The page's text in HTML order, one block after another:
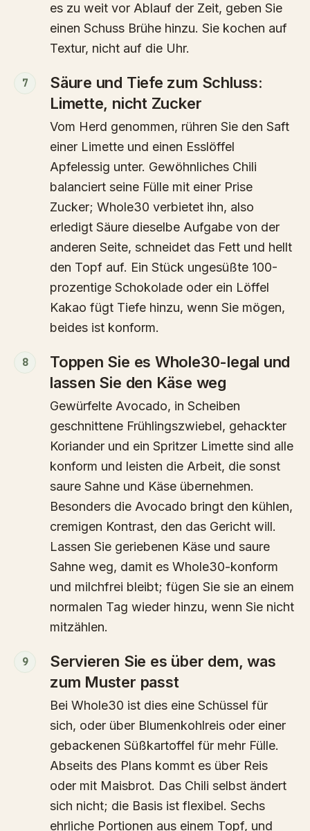
es zu weit vor Ablauf der Zeit, geben Sie
einen Schuss Brühe hinzu. Sie kochen auf
Textur, nicht auf die Uhr.
7
Säure und Tiefe zum Schluss:
Limette, nicht Zucker
Vom Herd genommen, rühren Sie den Saft
einer Limette und einen Esslöffel
Apfelessig unter. Gewöhnliches Chili
balanciert seine Fülle mit einer Prise
Zucker; Whole30 verbietet ihn, also
erledigt Säure dieselbe Aufgabe von der
anderen Seite, schneidet das Fett und hellt
den Topf auf. Ein Stück ungesüßte 100-
prozentige Schokolade oder ein Löffel
Kakao fügt Tiefe hinzu, wenn Sie mögen,
beides ist konform.
8
Toppen Sie es Whole30-legal und
lassen Sie den Käse weg
Gewürfelte Avocado, in Scheiben
geschnittene Frühlingszwiebel, gehackter
Koriander und ein Spritzer Limette sind alle
konform und leisten die Arbeit, die sonst
saure Sahne und Käse übernehmen.
Besonders die Avocado bringt den kühlen,
cremigen Kontrast, den das Gericht will.
Lassen Sie geriebenen Käse und saure
Sahne weg, damit es Whole30-konform
und milchfrei bleibt; fügen Sie sie an einem
normalen Tag wieder hinzu, wenn Sie nicht
mitzählen.
9
Servieren Sie es über dem, was
zum Muster passt
Bei Whole30 ist dies eine Schüssel für
sich, oder über Blumenkohlreis oder einer
gebackenen Süßkartoffel für mehr Fülle.
Abseits des Plans kommt es über Reis
oder mit Maisbrot. Das Chili selbst ändert
sich nicht; die Basis ist flexibel. Sechs
ehrliche Portionen aus einem Topf, und